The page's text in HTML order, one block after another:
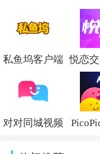
私鱼坞客户端
v1.6.6
悦恋
对对同城视频